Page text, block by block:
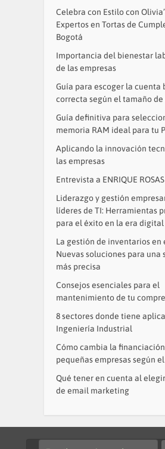
Celebra con Estilo con
Expertos en Tortas de
Bogotá
Importancia del bienestar
de las empresas
Guía para escoger la cuenta
correcta según el tamaño
Guía definitiva para
memoria RAM ideal para tu
Aplicando la innovación
las empresas
Entrevista a ENRIQUE
Liderazgo y gestión
líderes de TI: Herramientas
para el éxito en la era digital
La gestión de inventarios en
Nuevas soluciones para una
más precisa
Consejos esenciales para el
mantenimiento de tu
8 sectores donde tiene
Ingeniería Industrial
Cómo cambia la
pequeñas empresas según
Qué tener en cuenta al
de email marketing